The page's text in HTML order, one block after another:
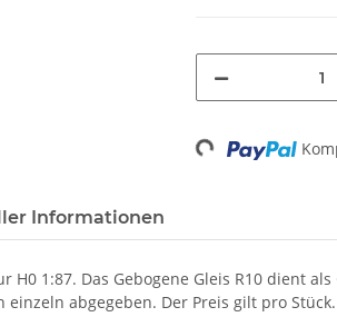
Loading...
Informationen
H0 1:87. Das Gebogene Gleis R10 dient
abgegeben. Der Preis gilt pro Stück.